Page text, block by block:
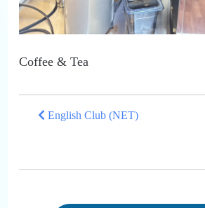
Coffee & Tea
English Club (NET)